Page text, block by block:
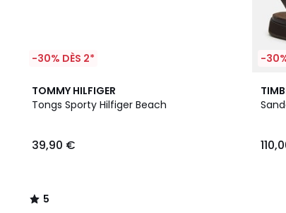
-30% DÈS 2*
TOMMY HILFIGER
Tongs Sporty Hilfiger Beach
39,90 €
5
/
5
/
-